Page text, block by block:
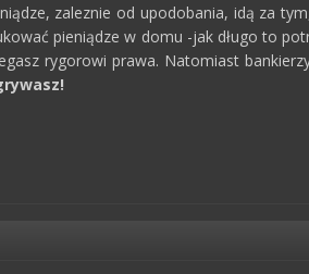
zaleznie od upodobania, idą za
pieniądze w domu -jak długo to
rygorowi prawa. Natomiast